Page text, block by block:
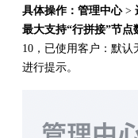
具体操作： 管理中心>
最大支持“行拼接”节点
10，已使用客户：默
进行提示。